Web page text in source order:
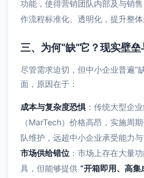
功能，使得营销团队内部及与销
作流程标准化、透明化，提升整体
三、为何“缺”它？现实壁
尽管需求迫切，但中小企业普遍“
面，原因在于：
成本与复杂度恐惧 ：传统大型企
（MarTech）价格高昂，实施周
队维护，远超中小企业承受能力与
市场供给错位 ：市场上存在大量
具，但能够提供 “开箱即用、高集